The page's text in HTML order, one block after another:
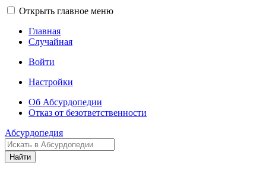
Открыть главное меню
Главная
Случайная
Войти
Настройки
Об Абсурдопедии
Отказ от безответственности
Абсурдопедия
Найти